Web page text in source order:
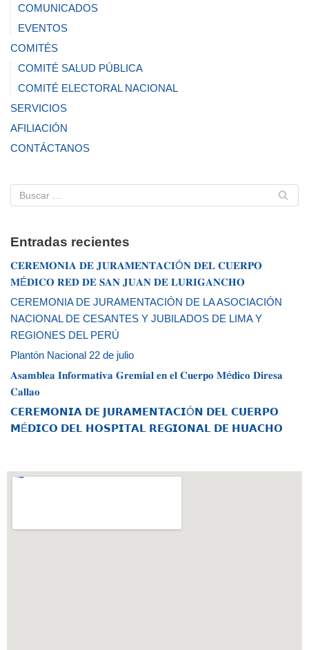
COMUNICADOS
EVENTOS
COMITÉS
COMITÉ SALUD PÚBLICA
COMITÉ ELECTORAL NACIONAL
SERVICIOS
AFILIACIÓN
CONTÁCTANOS
Entradas recientes
𝐂𝐄𝐑𝐄𝐌𝐎𝐍𝐈𝐀 𝐃𝐄 𝐉𝐔𝐑𝐀𝐌𝐄𝐍𝐓𝐀𝐂𝐈Ó𝐍 𝐃𝐄𝐋 𝐂𝐔𝐄𝐑𝐏𝐎
𝐌É𝐃𝐈𝐂𝐎 𝐑𝐄𝐃 𝐃𝐄 𝐒𝐀𝐍 𝐉𝐔𝐀𝐍 𝐃𝐄 𝐋𝐔𝐑𝐈𝐆𝐀𝐍𝐂𝐇𝐎
CEREMONIA DE JURAMENTACIÓN DE LA ASOCIACIÓN
NACIONAL DE CESANTES Y JUBILADOS DE LIMA Y
REGIONES DEL PERÚ
Plantón Nacional 22 de julio
𝐀𝐬𝐚𝐦𝐛𝐥𝐞𝐚 𝐈𝐧𝐟𝐨𝐫𝐦𝐚𝐭𝐢𝐯𝐚 𝐆𝐫𝐞𝐦𝐢𝐚𝐥 𝐞𝐧 𝐞𝐥 𝐂𝐮𝐞𝐫𝐩𝐨 𝐌é𝐝𝐢𝐜𝐨 𝐃𝐢𝐫𝐞𝐬𝐚
𝐂𝐚𝐥𝐥𝐚𝐨
𝗖𝗘𝗥𝗘𝗠𝗢𝗡𝗜𝗔 𝗗𝗘 𝗝𝗨𝗥𝗔𝗠𝗘𝗡𝗧𝗔𝗖𝗜Ó𝗡 𝗗𝗘𝗟 𝗖𝗨𝗘𝗥𝗣𝗢
𝗠É𝗗𝗜𝗖𝗢 𝗗𝗘𝗟 𝗛𝗢𝗦𝗣𝗜𝗧𝗔𝗟 𝗥𝗘𝗚𝗜𝗢𝗡𝗔𝗟 𝗗𝗘 𝗛𝗨𝗔𝗖𝗛𝗢